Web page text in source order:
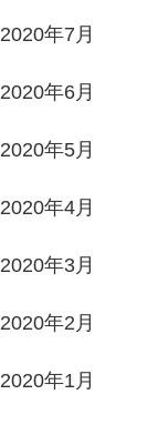
2020年7月
2020年6月
2020年5月
2020年4月
2020年3月
2020年2月
2020年1月